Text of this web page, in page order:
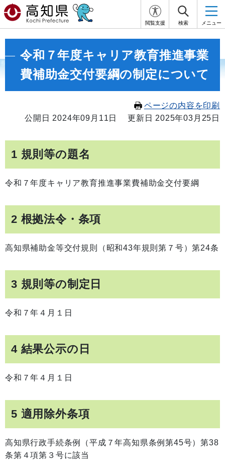
閲覧支援 検索 メニュー
令和７年度キャリア教育推進事業
費補助金交付要綱の制定について
ページの内容を印刷
公開日 2024年09月11日
更新日 2025年03月25日
1 規則等の題名
令和７年度キャリア教育推進事業費補助金交付要綱
2 根拠法令・条項
高知県補助金等交付規則（昭和43年規則第７号）第24条
3 規則等の制定日
令和７年４月１日
4 結果公示の日
令和７年４月１日
5 適用除外条項
高知県行政手続条例（平成７年高知県条例第45号）第38
条第４項第３号に該当